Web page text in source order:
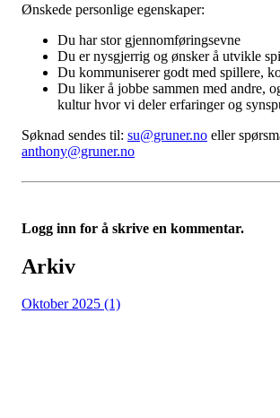
Ønskede personlige egenskaper:
Du har stor gjennomføringsevne
Du er nysgjerrig og ønsker å utvikle
Du kommuniserer godt med spillere,
Du liker å jobbe sammen med andre,
kultur hvor vi deler erfaringer og
Søknad sendes til: su@gruner.no eller
anthony@gruner.no
Logg inn for å skrive en kommentar.
Arkiv
Oktober 2025 (1)